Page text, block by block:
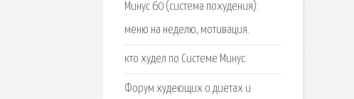
Минус 60 (система похудения):
меню на неделю, мотивация.
кто худел по Системе Минус.
Форум худеющих о диетах и